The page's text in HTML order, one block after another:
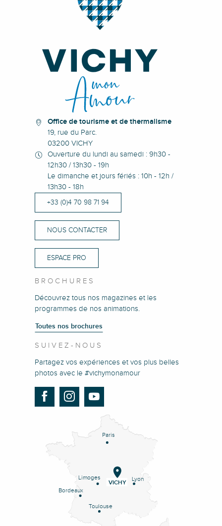
Office de tourisme et de thermalisme
19, rue du Parc.
03200 VICHY
Ouverture du lundi au samedi : 9h30 -
12h30 / 13h30 - 19h
Le dimanche et jours fériés : 10h - 12h /
13h30 - 18h
+33 (0)4 70 98 71 94
NOUS CONTACTER
ESPACE PRO
BROCHURES
Découvrez tous nos magazines et les
programmes de nos animations.
Toutes nos brochures
SUIVEZ-NOUS
Partagez vos expériences et vos plus belles
photos avec le #vichymonamour
Paris
Lyon
Limoges
Bordeaux
Toulouse
VICHY